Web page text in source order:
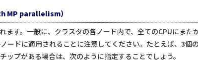
MP parallelism）
ます。一般に、クラスタの各ノード内で、全てのCPUにまた
ードに適用されることに注意してください。たとえば、3
プがある場合は、次のように指定することでしょう。